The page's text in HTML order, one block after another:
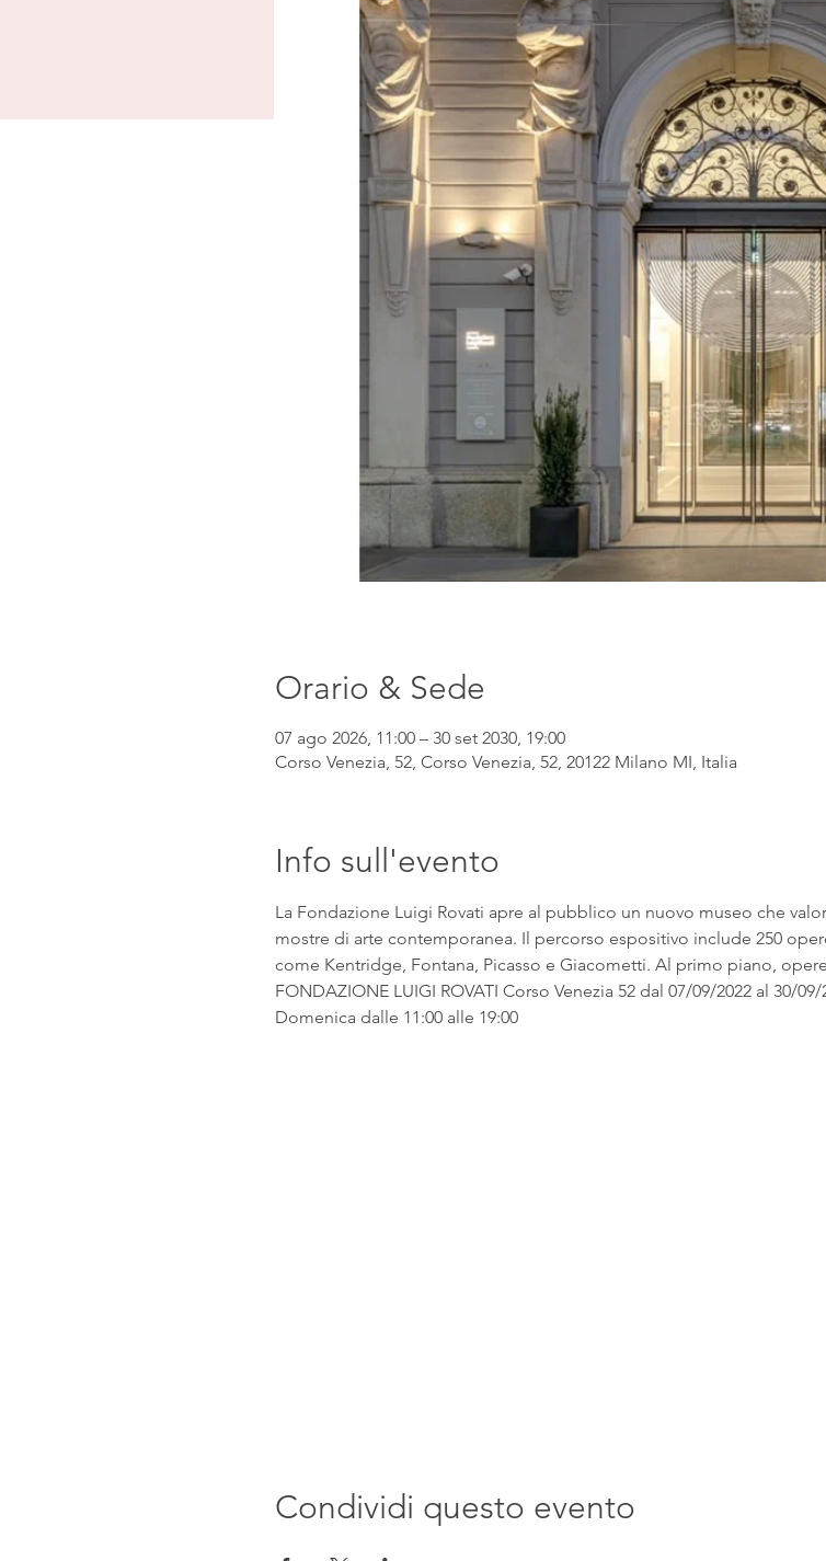
Orario & Sede
07 ago 2026, 11:00 – 30 set 2030, 19:00
Corso Venezia, 52, Corso Venezia, 52, 20122 Milano MI, Italia
Info sull'evento
La Fondazione Luigi Rovati apre al pubblico un nuovo museo che
mostre di arte contemporanea. Il percorso espositivo include 250
come Kentridge, Fontana, Picasso e Giacometti. Al primo piano,
FONDAZIONE LUIGI ROVATI Corso Venezia 52 dal 07/09/2022 al 30/
Domenica dalle 11:00 alle 19:00
Condividi questo evento